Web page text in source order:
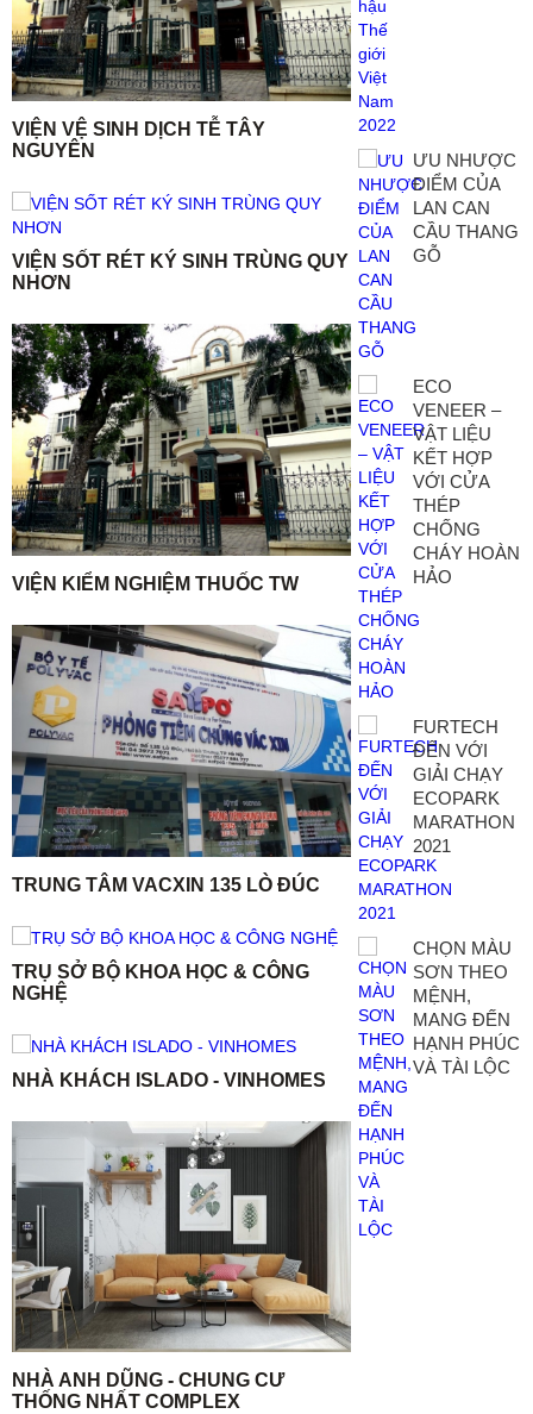
VIỆN VỆ SINH DỊCH TỄ TÂY
NGUYÊN
VIỆN SỐT RÉT KÝ SINH TRÙNG QUY
NHƠN
VIỆN KIỂM NGHIỆM THUỐC TW
TRUNG TÂM VACXIN 135 LÒ ĐÚC
TRỤ SỞ BỘ KHOA HỌC & CÔNG
NGHỆ
NHÀ KHÁCH ISLADO - VINHOMES
NHÀ ANH DŨNG - CHUNG CƯ
THỐNG NHẤT COMPLEX
ƯU NHƯỢC
ĐIỂM CỦA
LAN CAN
CẦU THANG
GỖ
ECO
VENEER –
VẬT LIỆU
KẾT HỢP
VỚI CỬA
THÉP
CHỐNG
CHÁY HOÀN
HẢO
FURTECH
ĐẾN VỚI
GIẢI CHẠY
ECOPARK
MARATHON
2021
CHỌN MÀU
SƠN THEO
MỆNH,
MANG ĐẾN
HẠNH PHÚC
VÀ TÀI LỘC